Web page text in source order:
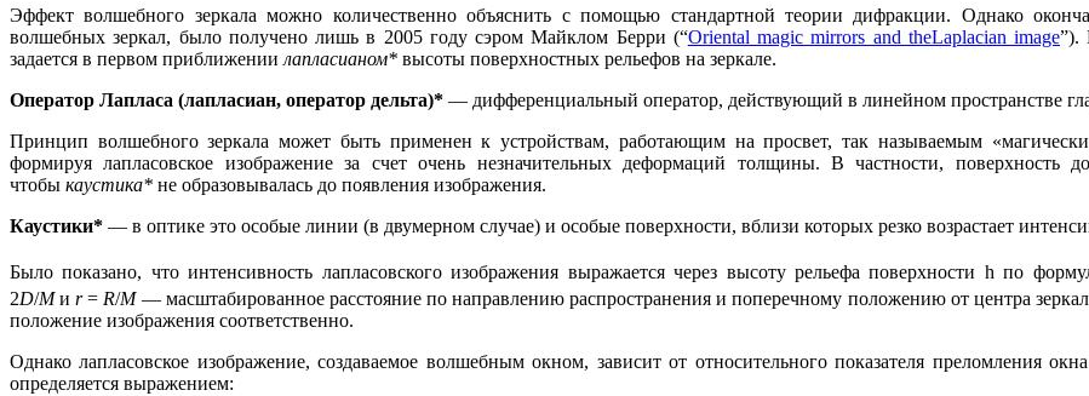
Эффект волшебного зеркала можно количественно объяснить с помощью стандартной теории дифракции. Однако
волшебных зеркал, было получено лишь в 2005 году сэром Майклом Берри (“Oriental magic mirrors and theLaplacian image”).
задается в первом приближении лапласианом* высоты поверхностных рельефов на зеркале.
Оператор Лапласа (лапласиан, оператор дельта)* — дифференциальный оператор, действующий в линейном пространстве
Принцип волшебного зеркала может быть применен к устройствам, работающим на просвет, так называемым
формируя лапласовское изображение за счет очень незначительных деформаций толщины. В частности, поверхность
чтобы каустика* не образовывалась до появления изображения.
Каустики* — в оптике это особые линии (в двумерном случае) и особые поверхности, вблизи которых резко возрастает
Было показано, что интенсивность лапласовского изображения выражается через высоту рельефа поверхности h по
2D/Mиr= R/M— масштабированное расстояние по направлению распространения и поперечному положению от центра
положение изображения соответственно.
Однако лапласовское изображение, создаваемое волшебным окном, зависит от относительного показателя преломления
определяется выражением: